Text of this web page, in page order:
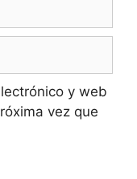
y web
vez que